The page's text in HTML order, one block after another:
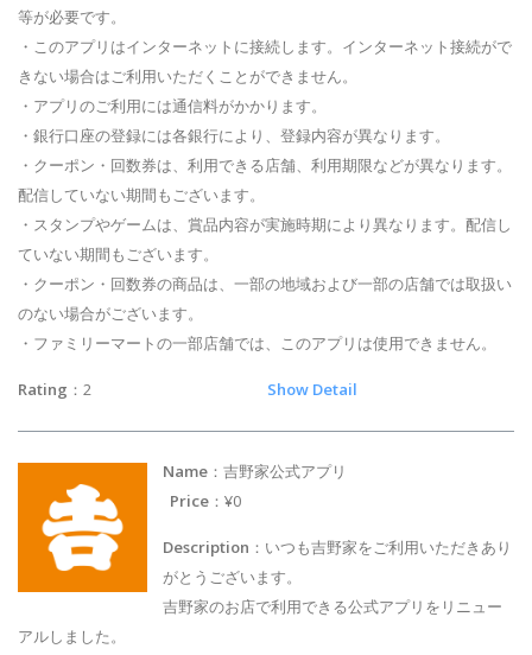
等が必要です。
・このアプリはインターネットに接続します。インターネット接続がで
きない場合はご利用いただくことができません。
・アプリのご利用には通信料がかかります。
・銀行口座の登録には各銀行により、登録内容が異なります。
・クーポン・回数券は、利用できる店舗、利用期限などが異なります。
配信していない期間もございます。
・スタンプやゲームは、賞品内容が実施時期により異なります。配信し
ていない期間もございます。
・クーポン・回数券の商品は、一部の地域および一部の店舗では取扱い
のない場合がございます。
・ファミリーマートの一部店舗では、このアプリは使用できません。
Rating ：2 Show Detail
Name ：吉野家公式アプリ
Price ：¥0
Description ：いつも吉野家をご利用いただきあり
がとうございます。
吉野家のお店で利用できる公式アプリをリニュー
アルしました。